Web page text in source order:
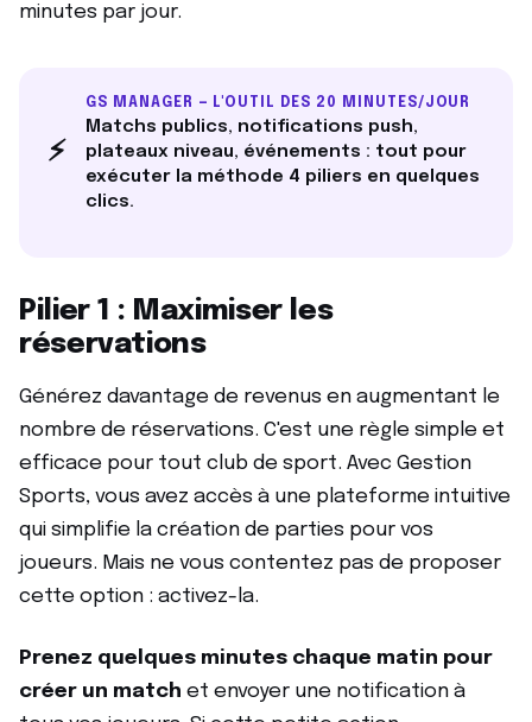
minutes par jour.
⚡
GS MANAGER — L'OUTIL DES 20 MINUTES/JOUR
Matchs publics, notifications push,
plateaux niveau, événements : tout pour
exécuter la méthode 4 piliers en quelques
clics.
Pilier 1 : Maximiser les
réservations
Générez davantage de revenus en augmentant le
nombre de réservations. C'est une règle simple et
efficace pour tout club de sport. Avec Gestion
Sports, vous avez accès à une plateforme intuitive
qui simplifie la création de parties pour vos
joueurs. Mais ne vous contentez pas de proposer
cette option : activez-la.
Prenez quelques minutes chaque matin pour
créer un match et envoyer une notification à